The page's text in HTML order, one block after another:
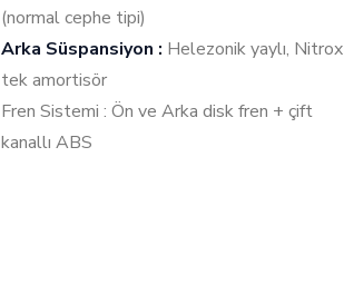
(normal cephe tipi)
Arka Süspansiyon : Helezonik yaylı, Nitrox
tek amortisör
Fren Sistemi : Ön ve Arka disk fren + çift
kanallı ABS